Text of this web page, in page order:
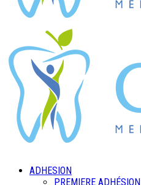
ADHESION
PREMIERE ADHÉSION